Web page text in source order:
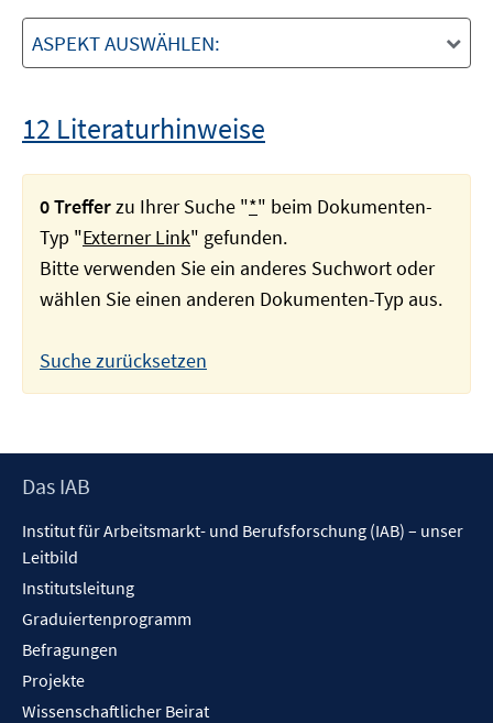
ASPEKT AUSWÄHLEN:
12 Literaturhinweise
0 Trefferzu Ihrer Suche "*" beim Dokumenten-
Typ "Externer Link" gefunden.
Bitte verwenden Sie ein anderes Suchwort oder
wählen Sie einen anderen Dokumenten-Typ aus.
Suche zurücksetzen
Footer
Das IAB
Institut für Arbeitsmarkt- und Berufsforschung (IAB) – unser
Leitbild
Institutsleitung
Graduiertenprogramm
Befragungen
Projekte
Wissenschaftlicher Beirat